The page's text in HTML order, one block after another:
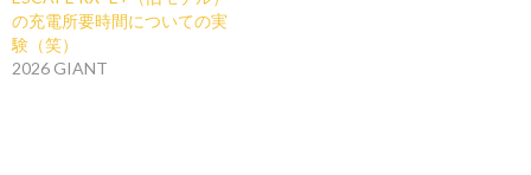
の充電所要時間についての実
験（笑）
2026 GIANT